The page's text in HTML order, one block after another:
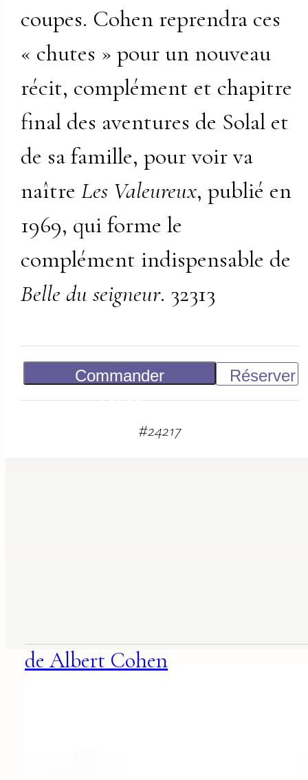
coupes. Cohen reprendra ces
« chutes » pour un nouveau
récit, complément et chapitre
final des aventures de Solal et
de sa famille, pour voir va
naîtreLes Valeureux, publié en
1969, qui forme le
complément indispensable de
Belle du seigneur. 32313
Commander
Réserver
#24217
de Albert Cohen